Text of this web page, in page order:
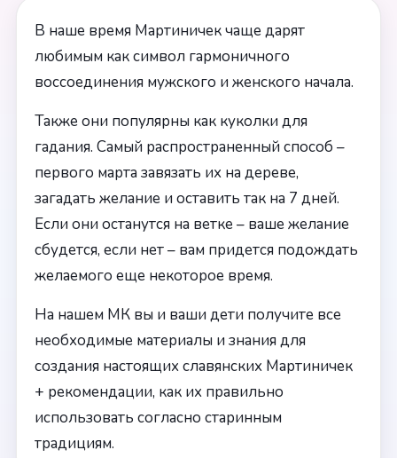
В наше время Мартиничек чаще дарят
любимым как символ гармоничного
воссоединения мужского и женского начала.
Также они популярны как куколки для
гадания. Самый распространенный способ –
первого марта завязать их на дереве,
загадать желание и оставить так на 7 дней.
Если они останутся на ветке – ваше желание
сбудется, если нет – вам придется подождать
желаемого еще некоторое время.
На нашем МК вы и ваши дети получите все
необходимые материалы и знания для
создания настоящих славянских Мартиничек
+ рекомендации, как их правильно
использовать согласно старинным
традициям.